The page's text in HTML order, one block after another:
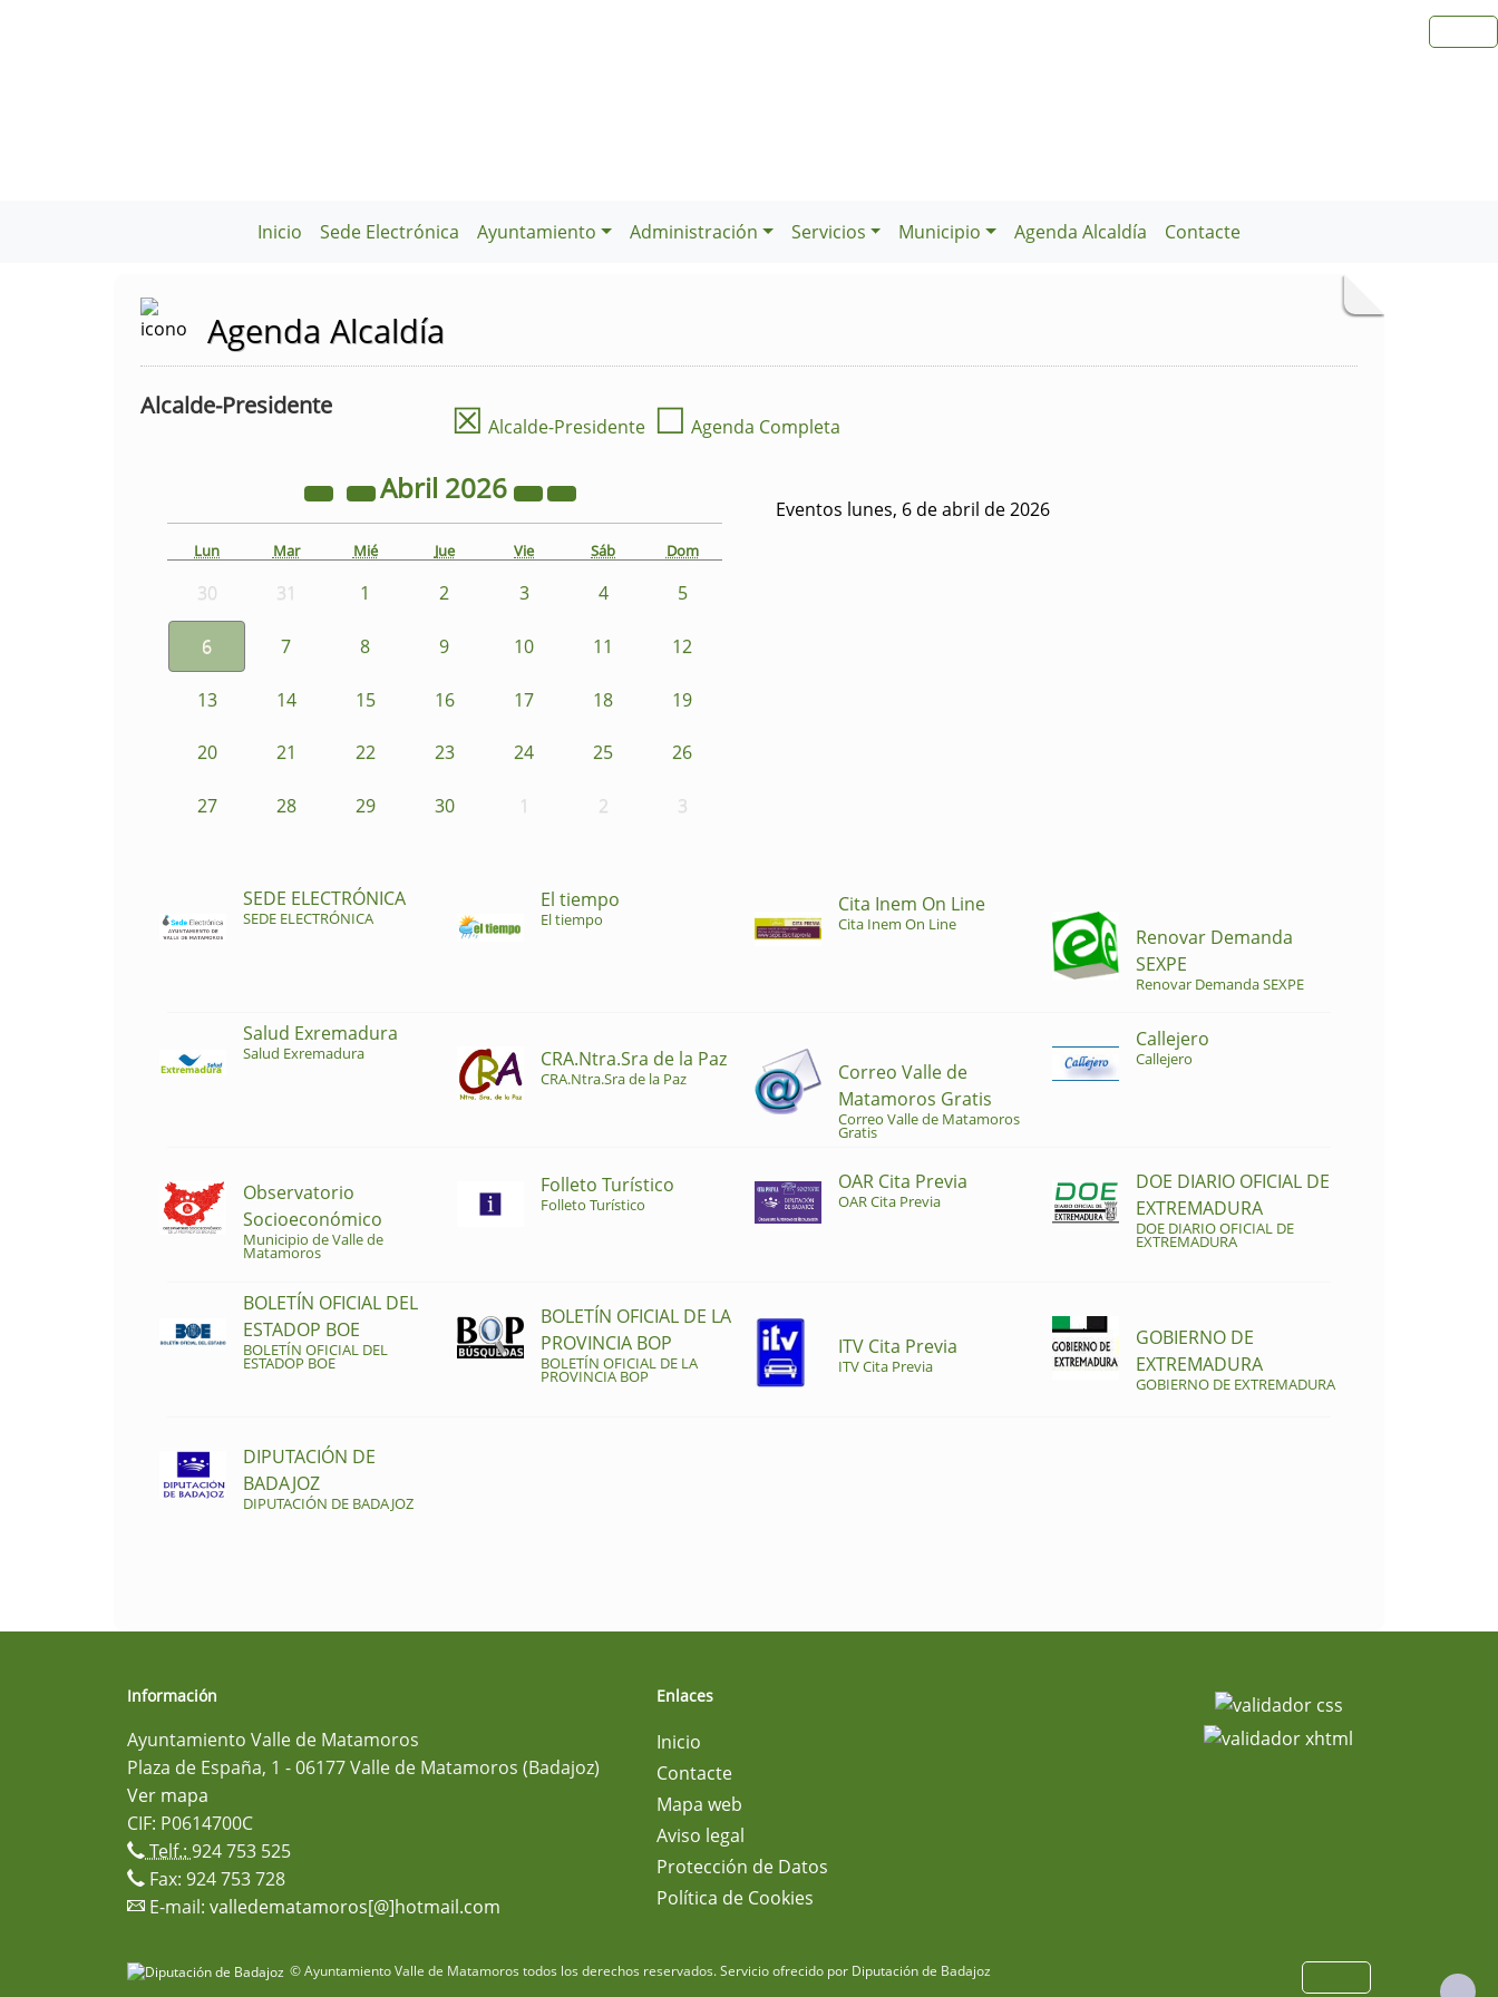
Inicio Sede Electrónica Ayuntamiento Administración Servicios Municipio Agenda Alcaldía Contacte
Agenda Alcaldía
Alcalde-Presidente ☒ Alcalde-Presidente ☐ Agenda Completa
Abril 2026
Lun Mar Mié Jue Vie Sáb Dom
30 31 1 2 3 4 5
6 7 8 9 10 11 12
13 14 15 16 17 18 19
20 21 22 23 24 25 26
27 28 29 30 1 2 3
Eventos lunes, 6 de abril de 2026
SEDE ELECTRÓNICA
SEDE ELECTRÓNICA
El tiempo
El tiempo
Cita Inem On Line
Cita Inem On Line
Renovar Demanda
SEXPE
Renovar Demanda SEXPE
Salud Exremadura
Salud Exremadura CRA.Ntra.Sra de la Paz
CRA.Ntra.Sra de la Paz
Correo Valle de
Matamoros Gratis
Correo Valle de Matamoros
Gratis
Callejero
Callejero
Observatorio
Socioeconómico
Municipio de Valle de
Matamoros
Folleto Turístico
Folleto Turístico
OAR Cita Previa
OAR Cita Previa
DOE DIARIO OFICIAL DE
EXTREMADURA
DOE DIARIO OFICIAL DE
EXTREMADURA
BOLETÍN OFICIAL DEL
ESTADOP BOE
BOLETÍN OFICIAL DEL
ESTADOP BOE
BOLETÍN OFICIAL DE LA
PROVINCIA BOP
BOLETÍN OFICIAL DE LA
PROVINCIA BOP
ITV Cita Previa
ITV Cita Previa
GOBIERNO DE
EXTREMADURA
GOBIERNO DE EXTREMADURA
DIPUTACIÓN DE
BADAJOZ
DIPUTACIÓN DE BADAJOZ
Información
Ayuntamiento Valle de Matamoros
Plaza de España, 1 - 06177 Valle de Matamoros (Badajoz)
Ver mapa
CIF: P0614700C
Telf.:924 753 525
Fax: 924 753 728
E-mail: valledematamoros[@]hotmail.com
Enlaces
Inicio
Contacte
Mapa web
Aviso legal
Protección de Datos
Política de Cookies
© Ayuntamiento Valle de Matamoros todos los derechos reservados.Servicio ofrecido por Diputación de Badajoz